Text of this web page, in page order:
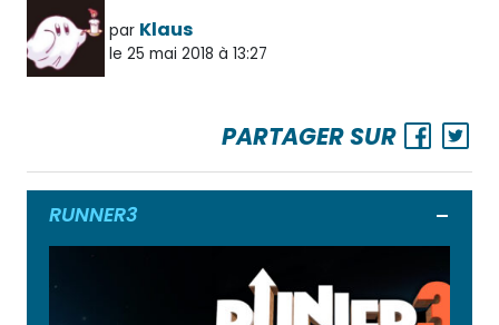
par Klaus
le 25 mai 2018 à 13:27
PARTAGER SUR
RUNNER3